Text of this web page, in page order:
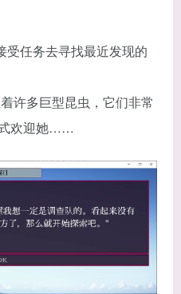
受任务去寻找最近发现的
许多巨型昆虫，它们非常
式欢迎她……